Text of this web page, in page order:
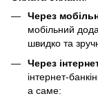
Через
мобільний
швидко та
Через
інтернет-
а саме: